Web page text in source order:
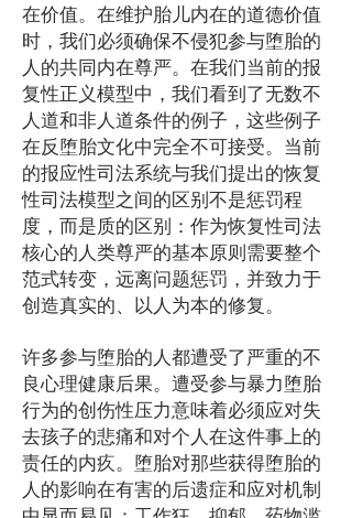
在价值。在维护胎儿内在的道德价值
时，我们必须确保不侵犯参与堕胎的
人的共同内在尊严。在我们当前的报
复性正义模型中，我们看到了无数不
人道和非人道条件的例子，这些例子
在反堕胎文化中完全不可接受。当前
的报应性司法系统与我们提出的恢复
性司法模型之间的区别不是惩罚程
度，而是质的区别：作为恢复性司法
核心的人类尊严的基本原则需要整个
范式转变，远离问题惩罚，并致力于
创造真实的、以人为本的修复。
许多参与堕胎的人都遭受了严重的不
良心理健康后果。遭受参与暴力堕胎
行为的创伤性压力意味着必须应对失
去孩子的悲痛和对个人在这件事上的
责任的内疚。堕胎对那些获得堕胎的
人的影响在有害的后遗症和应对机制